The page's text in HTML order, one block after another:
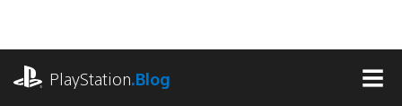
contenu
PlayStation.Blog